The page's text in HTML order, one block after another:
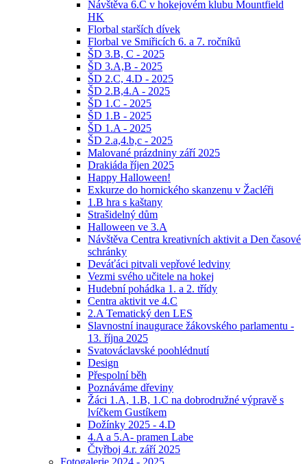
Návštěva 6.C v hokejovém klubu Mountfield
HK
Florbal starších dívek
Florbal ve Smiřicích 6. a 7. ročníků
ŠD 3.B, C - 2025
ŠD 3.A,B - 2025
ŠD 2.C, 4.D - 2025
ŠD 2.B,4.A - 2025
ŠD 1.C - 2025
ŠD 1.B - 2025
ŠD 1.A - 2025
ŠD 2.a,4.b,c - 2025
Malované prázdniny září 2025
Drakiáda říjen 2025
Happy Halloween!
Exkurze do hornického skanzenu v Žacléři
1.B hra s kaštany
Strašidelný dům
Halloween ve 3.A
Návštěva Centra kreativních aktivit a Den časové
schránky
Deváťáci pitvali vepřové ledviny
Vezmi svého učitele na hokej
Hudební pohádka 1. a 2. třídy
Centra aktivit ve 4.C
2.A Tematický den LES
Slavnostní inaugurace žákovského parlamentu -
13. října 2025
Svatováclavské poohlédnutí
Design
Přespolní běh
Poznáváme dřeviny
Žáci 1.A, 1.B, 1.C na dobrodružné výpravě s
lvíčkem Gustíkem
Dožínky 2025 - 4.D
4.A a 5.A- pramen Labe
Čtyřboj 4.r. září 2025